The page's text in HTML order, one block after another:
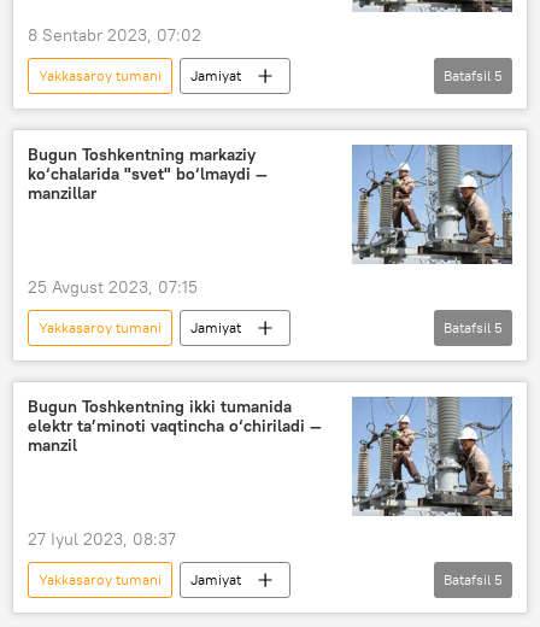
Shayxontohur tumani
8 Sentabr 2023, 07:02
Yakkasaroy tumani
Jamiyat
O‘zbekiston
Toshkent
Chilonzor tumani
elektr energiyasi
Toshkentda elektr ta’minoti o‘chirilishi
Batafsil 5
Bugun Toshkentning markaziy
ko‘chalarida "svet" bo‘lmaydi —
manzillar
25 Avgust 2023, 07:15
Yakkasaroy tumani
Jamiyat
O‘zbekiston
Toshkent
elektr energiyasi
Toshkentda elektr ta’minoti o‘chirilishi
Batafsil 5
Bugun Toshkentning ikki tumanida
elektr ta’minoti vaqtincha o‘chiriladi —
manzil
27 Iyul 2023, 08:37
Yakkasaroy tumani
Jamiyat
O‘zbekiston
Toshkent
Batafsil 5